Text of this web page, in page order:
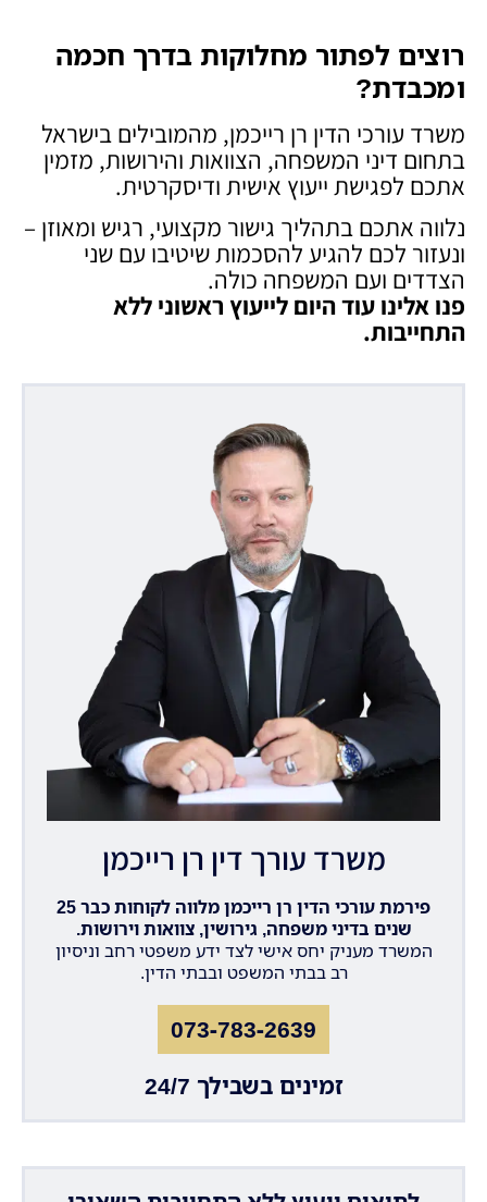
רוצים לפתור מחלוקות בדרך חכמה
ומכבדת?
משרד עורכי הדין רן רייכמן, מהמובילים בישראל
בתחום דיני המשפחה, הצוואות והירושות, מזמין
אתכם לפגישת ייעוץ אישית ודיסקרטית.
נלווה אתכם בתהליך גישור מקצועי, רגיש ומאוזן –
ונעזור לכם להגיע להסכמות שיטיבו עם שני
הצדדים ועם המשפחה כולה.
פנו אלינו עוד היום לייעוץ ראשוני ללא
התחייבות.
משרד עורך דין רן רייכמן
פירמת עורכי הדין רן רייכמן מלווה לקוחות כבר 25
שנים בדיני משפחה, גירושין, צוואות וירושות.
המשרד מעניק יחס אישי לצד ידע משפטי רחב וניסיון
רב בבתי המשפט ובבתי הדין.
073-783-2639
זמינים בשבילך 24/7